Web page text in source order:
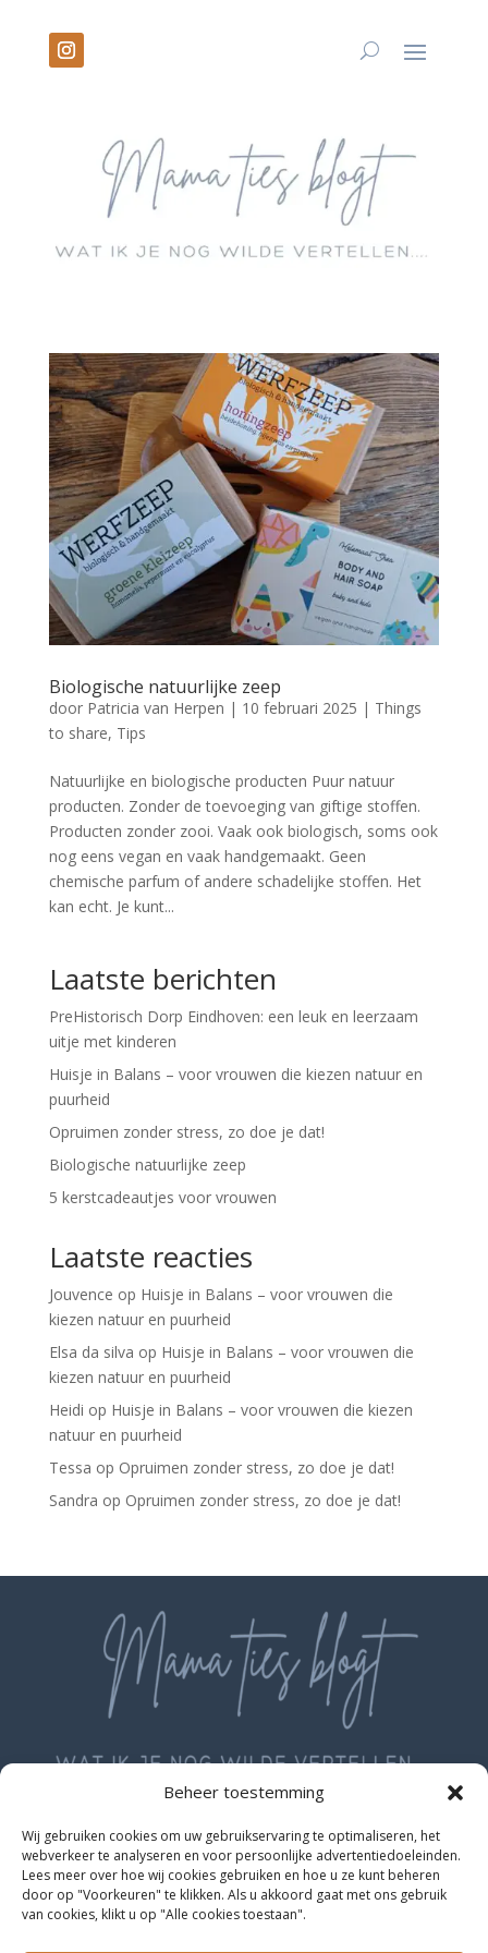
Beheer toestemming
Wij gebruiken cookies om uw gebruikservaring te optimaliseren, het
webverkeer te analyseren en voor persoonlijke advertentiedoeleinden.
Lees meer over hoe wij cookies gebruiken en hoe u ze kunt beheren
door op "Voorkeuren" te klikken. Als u akkoord gaat met ons gebruik
van cookies, klikt u op "Alle cookies toestaan".
Biologische natuurlijke zeep
door Patricia van Herpen | 10 februari 2025 | Things
to share, Tips
Natuurlijke en biologische producten Puur natuur
producten. Zonder de toevoeging van giftige stoffen.
Producten zonder zooi. Vaak ook biologisch, soms ook
nog eens vegan en vaak handgemaakt. Geen
chemische parfum of andere schadelijke stoffen. Het
kan echt. Je kunt...
Laatste berichten
PreHistorisch Dorp Eindhoven: een leuk en leerzaam
uitje met kinderen
Huisje in Balans – voor vrouwen die kiezen natuur en
puurheid
Opruimen zonder stress, zo doe je dat!
Biologische natuurlijke zeep
5 kerstcadeautjes voor vrouwen
Laatste reacties
Jouvence op Huisje in Balans – voor vrouwen die
kiezen natuur en puurheid
Elsa da silva op Huisje in Balans – voor vrouwen die
kiezen natuur en puurheid
Heidi op Huisje in Balans – voor vrouwen die kiezen
natuur en puurheid
Tessa op Opruimen zonder stress, zo doe je dat!
Sandra op Opruimen zonder stress, zo doe je dat!